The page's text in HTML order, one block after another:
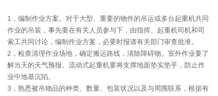
1，编制作业方案。对于大型、重要的物件的吊运或多台起重机共同
作业的吊装，事先要在有关人员参与下，由指挥、起重机司机和司
索工共同讨论，编制作业方案，必要时报请有关部门审查批准。
2，检查清理作业场地，确定搬运路线，清除障碍物。室外作业要了
解当天的天气预报。流动式起重机要将支撑地面垫实垫乎，防止作
业中地基沉陷。
3，熟悉被吊物品的种类、数量、包装状况以及与周围联系，根据有